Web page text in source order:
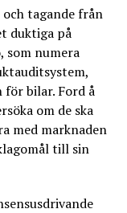
tagande från
duktiga på
som numera
bilar. Ford å
om de ska
med marknaden
till sin